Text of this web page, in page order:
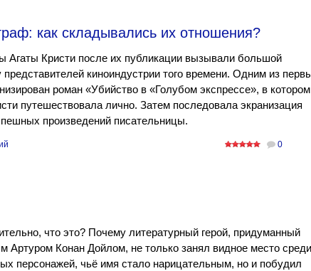
как складывались их отношения?
Агаты Кристи после их публикации вызывали большой
представителей киноиндустрии того времени. Одним из
роман «Убийство в «Голубом экспрессе», в котором
путешествовала лично. Затем последовала экранизация
произведений писательницы.
0
что это? Почему литературный герой, придуманный
Артуром Конан Дойлом, не только занял видное место среди
персонажей, чьё имя стало нарицательным, но и побудил